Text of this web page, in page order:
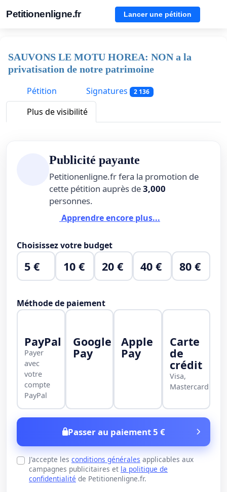
Petitionenligne.fr Lancer une pétition
SAUVONS LE MOTU HOREA: NON a la
privatisation de notre patrimoine
Pétition
Signatures 2 136
Plus de visibilité
Publicité payante
Petitionenligne.fr fera la promotion de
cette pétition auprès de3,000
personnes.
Apprendre encore plus...
Choisissez votre budget
5 € 10 € 20 € 40 € 80 €
Méthode de paiement
PayPal
Payer
avec
votre
compte
PayPal
Google
Pay
Apple
Pay
Carte
de
crédit
Visa,
Mastercard
Passer au paiement 5 €
J'accepte les conditions générales applicables aux
campagnes publicitaires et la politique de
confidentialité de Petitionenligne.fr.